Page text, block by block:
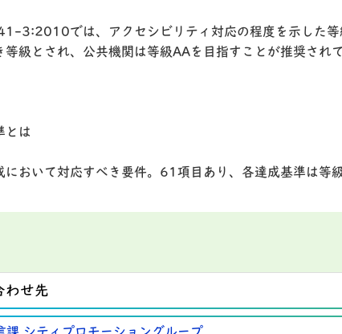
3:2010では、アクセシビリティ対応の程度を示した等
等級とされ、公共機関は等級AAを目指すことが推奨されて
とは
において対応すべき要件。61項目あり、各達成基準は等
わせ先